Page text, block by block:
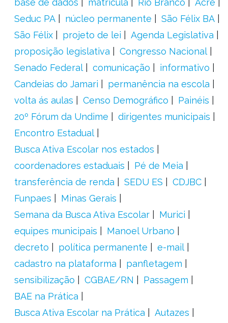
base de dados matrícula Rio Branco
Acre
Seduc PA
núcleo permanente
São Félix BA
São Félix
projeto de lei
Agenda Legislativa
proposição legislativa
Congresso Nacional
Senado Federal
comunicação
informativo
Candeias do Jamari
permanência na escola
volta ás aulas
Censo Demográfico
Painéis
20º Fórum da Undime
dirigentes municipais
Encontro Estadual
Busca Ativa Escolar nos estados
coordenadores estaduais
Pé de Meia
transferência de renda
SEDU ES
CDJBC
Funpaes
Minas Gerais
Semana da Busca Ativa Escolar
Murici
equipes municipais
Manoel Urbano
decreto
política permanente
e-mail
cadastro na plataforma
panfletagem
sensibilização
CGBAE/RN
Passagem
BAE na Prática
Busca Ativa Escolar na Prática
Autazes